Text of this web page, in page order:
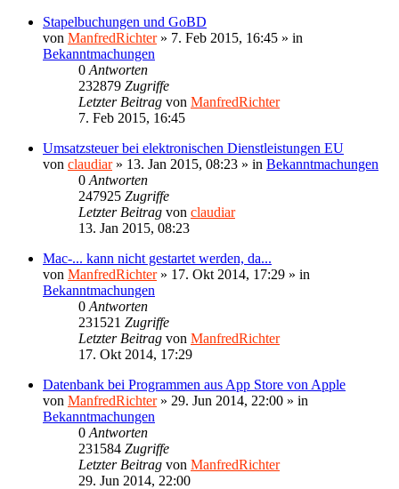
Stapelbuchungen und GoBD
von ManfredRichter» 7. Feb 2015, 16:45 » in
Bekanntmachungen
0 Antworten
232879 Zugriffe
Letzter Beitrag von ManfredRichter
7. Feb 2015, 16:45
Umsatzsteuer bei elektronischen Dienstleistungen EU
von claudiar» 13. Jan 2015, 08:23 » in Bekanntmachungen
0 Antworten
247925 Zugriffe
Letzter Beitrag von claudiar
13. Jan 2015, 08:23
Mac-... kann nicht gestartet werden, da...
von ManfredRichter» 17. Okt 2014, 17:29 » in
Bekanntmachungen
0 Antworten
231521 Zugriffe
Letzter Beitrag von ManfredRichter
17. Okt 2014, 17:29
Datenbank bei Programmen aus App Store von Apple
von ManfredRichter» 29. Jun 2014, 22:00 » in
Bekanntmachungen
0 Antworten
231584 Zugriffe
Letzter Beitrag von ManfredRichter
29. Jun 2014, 22:00